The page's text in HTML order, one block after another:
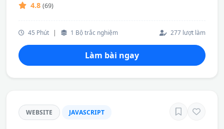
4.8 (69)
45 Phút | 1 Bộ trắc nghiệm 277 lượt làm
Làm bài ngay
WEBSITE JAVASCRIPT